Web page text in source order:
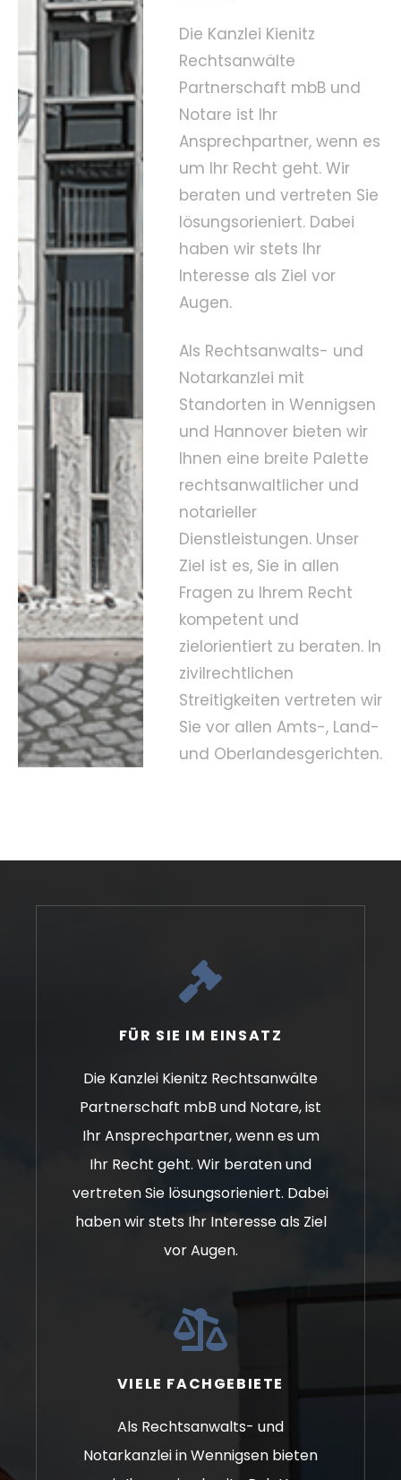
Die Kanzlei Kienitz
Rechtsanwälte
Partnerschaft mbB und
Notare ist Ihr
Ansprechpartner, wenn es
um Ihr Recht geht. Wir
beraten und vertreten Sie
lösungsorieniert. Dabei
haben wir stets Ihr
Interesse als Ziel vor
Augen.
Als Rechtsanwalts- und
Notarkanzlei mit
Standorten in Wennigsen
und Hannover bieten wir
Ihnen eine breite Palette
rechtsanwaltlicher und
notarieller
Dienstleistungen. Unser
Ziel ist es, Sie in allen
Fragen zu Ihrem Recht
kompetent und
zielorientiert zu beraten. In
zivilrechtlichen
Streitigkeiten vertreten wir
Sie vor allen Amts-, Land-
und Oberlandesgerichten.
FÜR SIE IM EINSATZ
Die Kanzlei Kienitz Rechtsanwälte
Partnerschaft mbB und Notare, ist
Ihr Ansprechpartner, wenn es um
Ihr Recht geht. Wir beraten und
vertreten Sie lösungsorieniert. Dabei
haben wir stets Ihr Interesse als Ziel
vor Augen.
VIELE FACHGEBIETE
Als Rechtsanwalts- und
Notarkanzlei in Wennigsen bieten